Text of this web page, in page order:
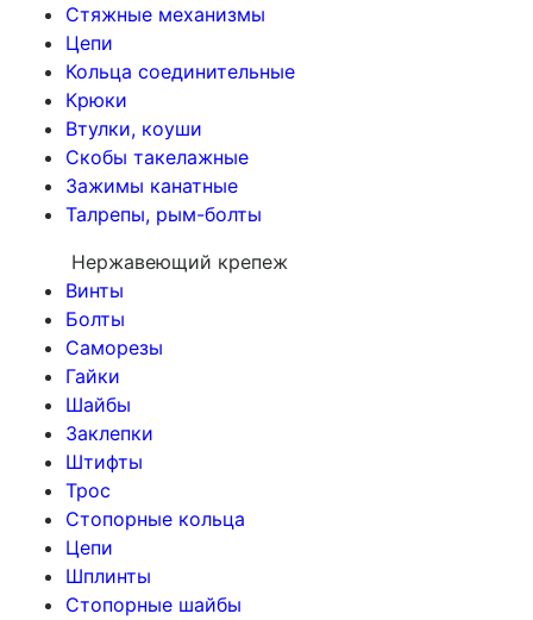
Стяжные механизмы
Цепи
Кольца соединительные
Крюки
Втулки, коуши
Скобы такелажные
Зажимы канатные
Талрепы, рым-болты
Нержавеющий крепеж
Винты
Болты
Саморезы
Гайки
Шайбы
Заклепки
Штифты
Трос
Стопорные кольца
Цепи
Шплинты
Стопорные шайбы